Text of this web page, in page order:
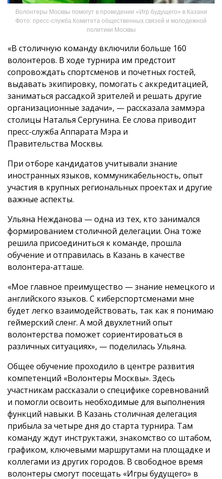
Волонтеры Москвы помогут в проведении «Игр будущего» в Казани
Фото: пресс-служба Комитета общественных связей и молодежной
политики Москвы
«В столичную команду включили больше 160
волонтеров. В ходе турнира им предстоит
сопровождать спортсменов и почетных гостей,
выдавать экипировку, помогать с аккредитацией,
заниматься рассадкой зрителей и решать другие
организационные задачи», — рассказала заммэра
столицы Наталья Сергунина. Ее слова приводит
пресс-служба Аппарата Мэра и
Правительства Москвы.
При отборе кандидатов учитывали знание
иностранных языков, коммуникабельность, опыт
участия в крупных региональных проектах и другие
важные аспекты.
Ульяна Нежданова — одна из тех, кто занимался
формированием столичной делегации. Она тоже
решила присоединиться к команде, прошла
обучение и отправилась в Казань в качестве
волонтера-атташе.
«Мое главное преимущество — знание немецкого и
английского языков. С киберспортсменами мне
будет легко взаимодействовать, так как я понимаю
геймерский сленг. А мой двухлетний опыт
волонтерства поможет сориентироваться в
различных ситуациях», — поделилась Ульяна.
Общее обучение проходило в центре развития
компетенций «Волонтеры Москвы». Здесь
участникам рассказали о специфике соревнований
и помогли освоить необходимые для выполнения
функций навыки. В Казань столичная делегация
прибыла за четыре дня до старта турнира. Там
команду ждут инструктажи, знакомство со штабом,
графиком, ключевыми маршрутами на площадке и
коллегами из других городов. В свободное время
волонтеры смогут посещать «Игры будущего» в